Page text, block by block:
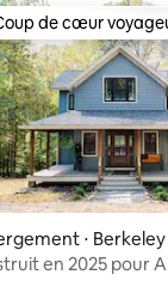
sur la base de
de cœur
de cœur
⋅
en 2025 pour